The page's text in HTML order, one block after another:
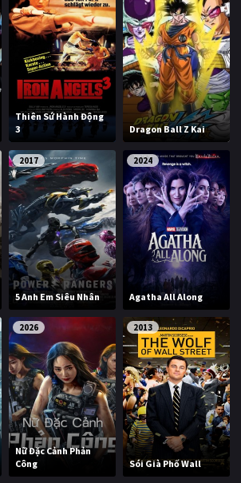
Thiên Sứ Hành Động
3
Dragon Ball Z Kai
2017
5 Anh Em Siêu Nhân
2024
Agatha All Along
2026
Nữ Đặc Cảnh Phản
Công
2013
Sói Già Phố Wall